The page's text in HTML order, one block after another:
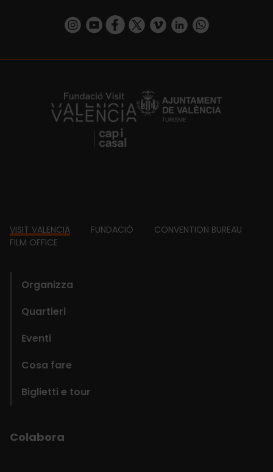
https://www.instagram.com/visit_valencia/
https://www.youtube.com/user/
https://www.facebook.com/
https://twitter.com/VisitaValencia
https://vimeo.com/
https://www.linkedin.com/company/turismo-valencia/https://api.whatsapp.com/send/
https://fundacion.visitvalencia.com/
Footer
VISIT VALENCIA FUNDACIÓ
CONVENTION BUREAU
FILM OFFICE
Organizza
Quartieri
Eventi
Cosa fare
Biglietti e tour
Colabora